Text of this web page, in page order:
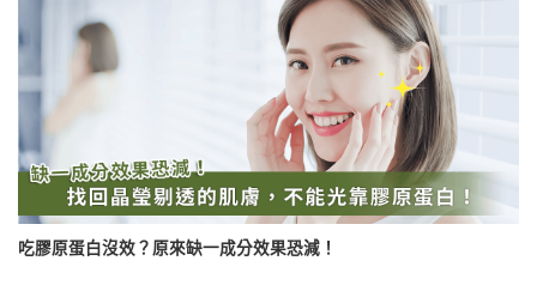
吃膠原蛋白沒效？原來缺一成分效果恐減！